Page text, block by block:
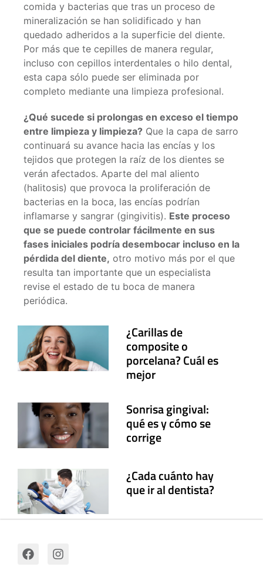
comida y bacterias que tras un proceso de
mineralización se han solidificado y han
quedado adheridos a la superficie del diente.
Por más que te cepilles de manera regular,
incluso con cepillos interdentales o hilo dental,
esta capa sólo puede ser eliminada por
completo mediante una limpieza profesional.
¿Qué sucede si prolongas en exceso el tiempo
entre limpieza y limpieza? Que la capa de sarro
continuará su avance hacia las encías y los
tejidos que protegen la raíz de los dientes se
verán afectados. Aparte del mal aliento
(halitosis) que provoca la proliferación de
bacterias en la boca, las encías podrían
inflamarse y sangrar (gingivitis). Este proceso
que se puede controlar fácilmente en sus
fases iniciales podría desembocar incluso en la
pérdida del diente, otro motivo más por el que
resulta tan importante que un especialista
revise el estado de tu boca de manera
periódica.
¿Carillas de
composite o
porcelana? Cuál es
mejor
Sonrisa gingival:
qué es y cómo se
corrige
¿Cada cuánto hay
que ir al dentista?